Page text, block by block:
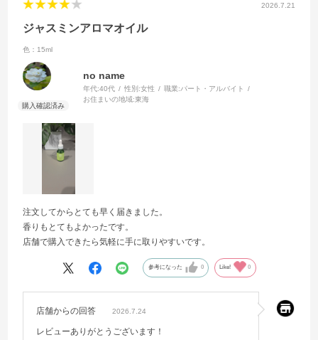
2026.7.21
ジャスミンアロマオイル
色：15ml
no name
年代:40代 性別:女性 職業:パート・アルバイト
お住まいの地域:東海
注文してからとても早く届きました。
香りもとてもよかったです。
店舗で購入できたら気軽に手に取りやすいです。
参考になった 0 Like! 0
店舗からの回答 2026.7.24
レビューありがとうございます！